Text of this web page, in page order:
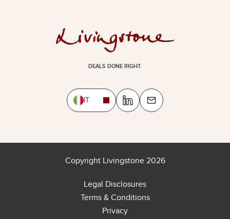
DEALS DONE RIGHT.
IT
Copyright Livingstone 2026
Legal Disclosures
Terms & Conditions
Privacy